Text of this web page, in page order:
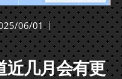
06/01
近几月会有更